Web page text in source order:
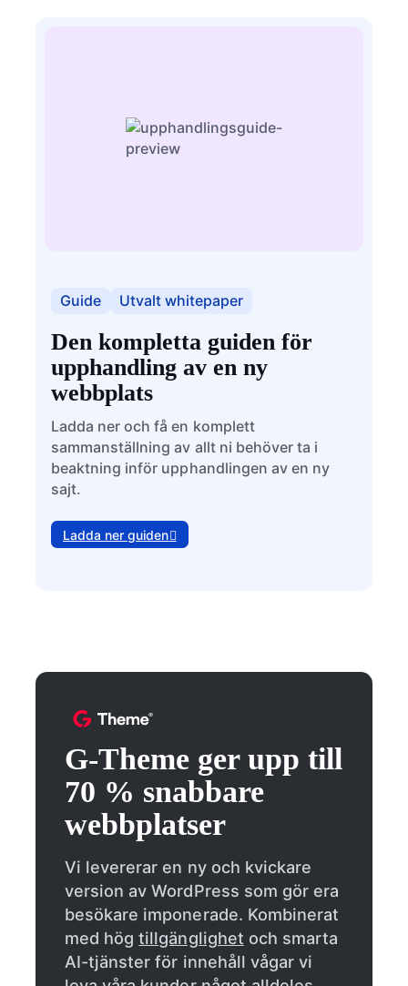
Guide Utvalt whitepaper
Den kompletta guiden för
upphandling av en ny
webbplats
Ladda ner och få en komplett
sammanställning av allt ni behöver ta i
beaktning inför upphandlingen av en ny
sajt.
Ladda ner guiden
G-Theme ger upp till
70 % snabbare
webbplatser
Vi levererar en ny och kvickare
version av WordPress som gör era
besökare imponerade. Kombinerat
med högtillgänglighet och smarta
AI-tjänster för innehåll vågar vi